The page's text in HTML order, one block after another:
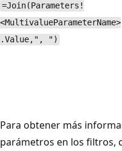
=Join(Parameters!
<MultivalueParameterName>
.Value,", ")
Para obtener más
parámetros en los filtros,